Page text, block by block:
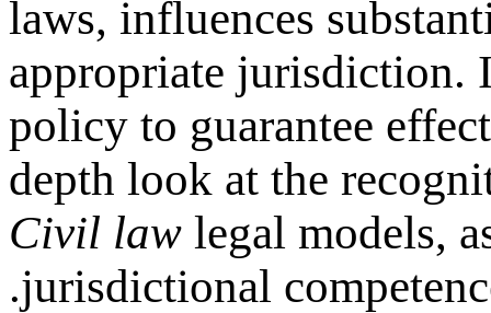
laws, influences
appropriate jurisdiction.
policy to guarantee
depth look at the
Civil law legal models,
jurisdictional